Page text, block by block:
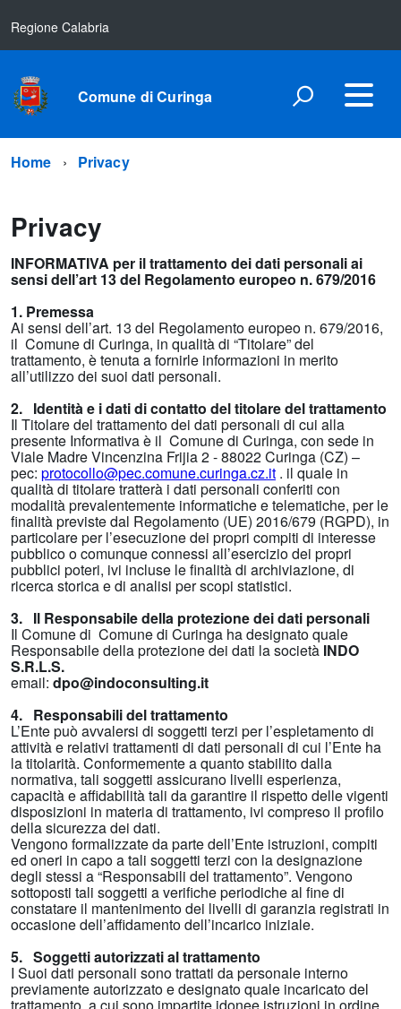
Regione Calabria
Comune di Curinga
Home Privacy
Privacy
INFORMATIVA per il trattamento dei dati personali ai
sensi dell’art 13 del Regolamento europeo n. 679/2016
1. Premessa
Ai sensi dell’art. 13 del Regolamento europeo n. 679/2016,
il Comune di Curinga, in qualità di “Titolare” del
trattamento, è tenuta a fornirle informazioni in merito
all’utilizzo dei suoi dati personali.
2. Identità e i dati di contatto del titolare del trattamento
Il Titolare del trattamento dei dati personali di cui alla
presente Informativa è il Comune di Curinga, con sede in
Viale Madre Vincenzina Frijia 2 - 88022 Curinga (CZ) –
pec: protocollo@pec.comune.curinga.cz.it . il quale in
qualità di titolare tratterà i dati personali conferiti con
modalità prevalentemente informatiche e telematiche, per le
finalità previste dal Regolamento (UE) 2016/679 (RGPD), in
particolare per l’esecuzione dei propri compiti di interesse
pubblico o comunque connessi all’esercizio dei propri
pubblici poteri, ivi incluse le finalità di archiviazione, di
ricerca storica e di analisi per scopi statistici.
3. Il Responsabile della protezione dei dati personali
Il Comune di Comune di Curinga ha designato quale
Responsabile della protezione dei dati la società INDO
S.R.L.S.
email: dpo@indoconsulting.it
4. Responsabili del trattamento
L’Ente può avvalersi di soggetti terzi per l’espletamento di
attività e relativi trattamenti di dati personali di cui l’Ente ha
la titolarità. Conformemente a quanto stabilito dalla
normativa, tali soggetti assicurano livelli esperienza,
capacità e affidabilità tali da garantire il rispetto delle vigenti
disposizioni in materia di trattamento, ivi compreso il profilo
della sicurezza dei dati.
Vengono formalizzate da parte dell’Ente istruzioni, compiti
ed oneri in capo a tali soggetti terzi con la designazione
degli stessi a “Responsabili del trattamento”. Vengono
sottoposti tali soggetti a verifiche periodiche al fine di
constatare il mantenimento dei livelli di garanzia registrati in
occasione dell’affidamento dell’incarico iniziale.
5. Soggetti autorizzati al trattamento
I Suoi dati personali sono trattati da personale interno
previamente autorizzato e designato quale incaricato del